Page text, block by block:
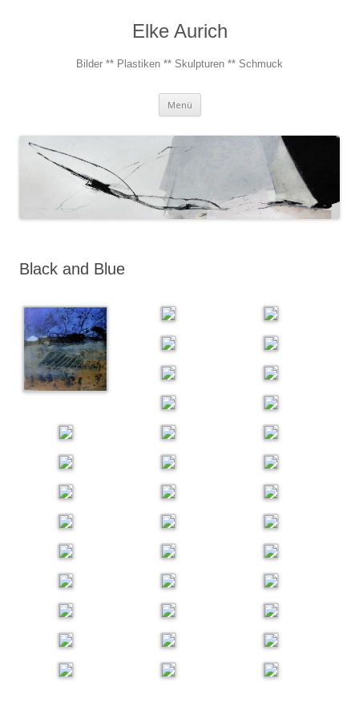
Elke Aurich
Bilder ** Plastiken ** Skulpturen ** Schmuck
Menü Zum
springen
Black and Blue